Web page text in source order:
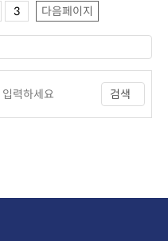
3 다음페이지
검색